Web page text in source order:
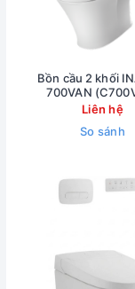
Bồn cầu 2 khối
700VAN
Liên hệ
So sánh